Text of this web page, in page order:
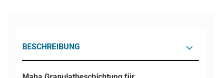
BESCHREIBUNG